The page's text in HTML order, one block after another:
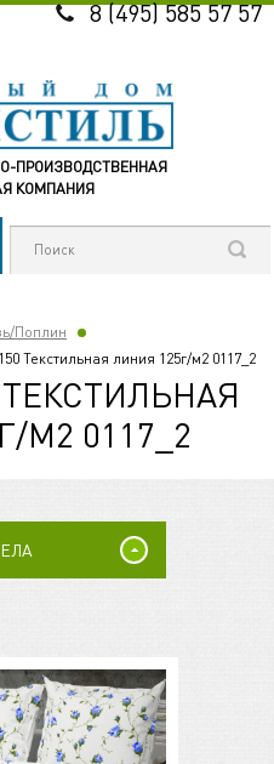
ПРОИЗВОДСТВЕННАЯ
КОМПАНИЯ
8 (495) 585 57 57
Поплин
Текстильная линия 125г/м2 0117_2
М2 0117_2